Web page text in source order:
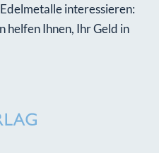
interessieren:
helfen Ihnen, Ihr Geld in